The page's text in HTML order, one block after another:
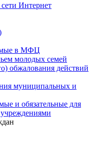
Интернет
в МФЦ
молодых семей
обжалования действий
муниципальных и
и обязательные для